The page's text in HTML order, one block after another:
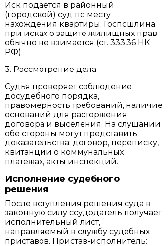
Иск подается в районный
(городской) суд по месту
нахождения квартиры. Госпошлина
при исках о защите жилищных прав
обычно не взимается (ст. 333.36 НК
РФ).
3. Рассмотрение дела
Судья проверяет соблюдение
досудебного порядка,
правомерность требований, наличие
оснований для расторжения
договора и выселения. На слушании
обе стороны могут представить
доказательства: договор, переписку,
квитанции о коммунальных
платежах, акты инспекций.
Исполнение судебного
решения
После вступления решения суда в
законную силу ссудодатель получает
исполнительный лист,
направляемый в службу судебных
приставов. Пристав-исполнитель: